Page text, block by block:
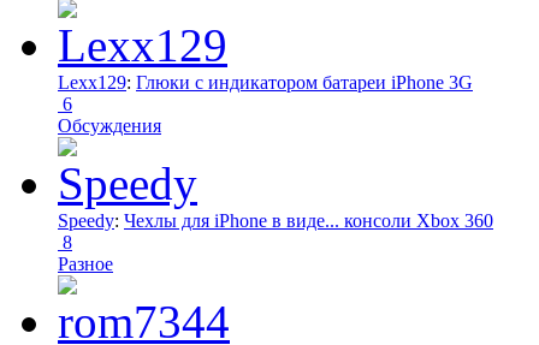
Lexx129: Глюки с индикатором батареи iPhone 3G
6
Обсуждения
Speedy: Чехлы для iPhone в виде... консоли Xbox 360
8
Разное